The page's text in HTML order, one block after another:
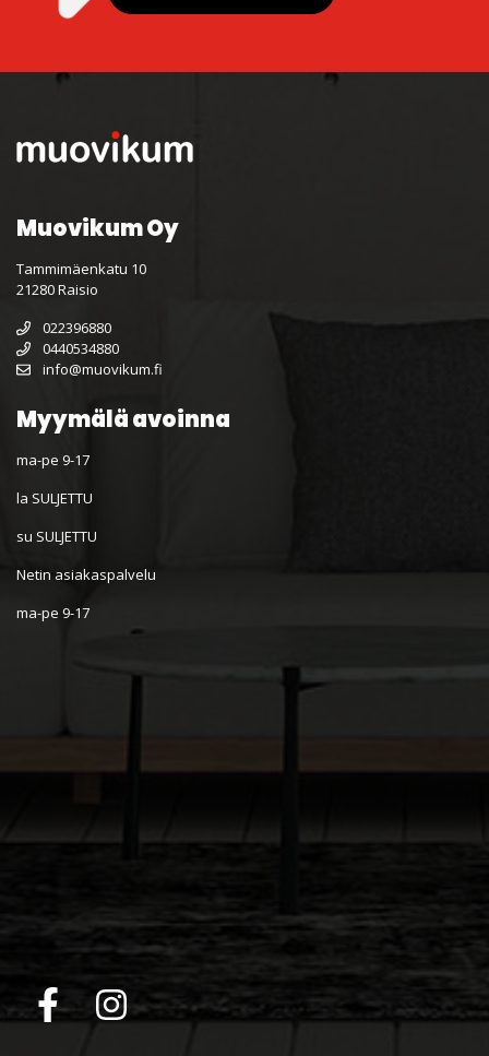
Muovikum Oy
Tammimäenkatu 10
21280 Raisio
022396880
0440534880
info@muovikum.fi
Myymälä avoinna
ma-pe 9-17
la SULJETTU
su SULJETTU
Netin asiakaspalvelu
ma-pe 9-17